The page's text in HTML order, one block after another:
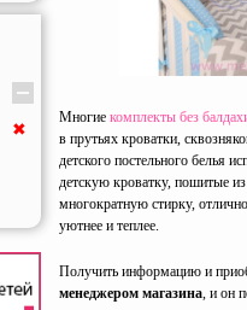
✖
Многие комплекты без
в прутьях кроватки,
детского постельного белья
детскую кроватку, пошитые из
многократную стирку,
уютнее и теплее.
Получить информацию и
менеджером магазина, и он